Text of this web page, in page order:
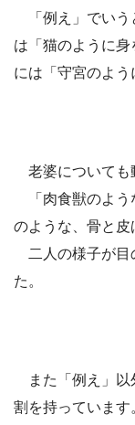
「例え」でいう
は「猫のように
には「守宮のよう
老婆についても
「肉食獣のよう
のような、骨と皮
二人の様子が目
た。
また「例え」以
割を持っています